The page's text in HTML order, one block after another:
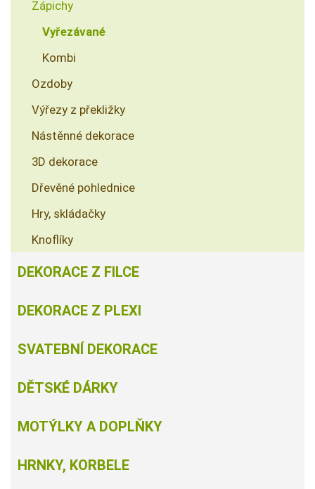
Zápichy
Vyřezávané
Kombi
Ozdoby
Výřezy z překližky
Nástěnné dekorace
3D dekorace
Dřevěné pohlednice
Hry, skládačky
Knoflíky
DEKORACE Z FILCE
DEKORACE Z PLEXI
SVATEBNÍ DEKORACE
DĚTSKÉ DÁRKY
MOTÝLKY A DOPLŇKY
HRNKY, KORBELE